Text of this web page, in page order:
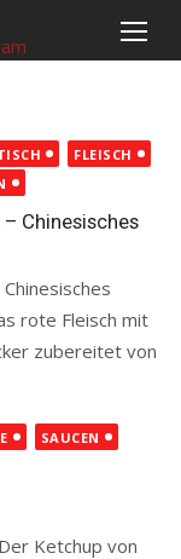
FLEISCH
– Chinesisches
rote Fleisch mit
zubereitet von
SAUCEN
Ketchup von